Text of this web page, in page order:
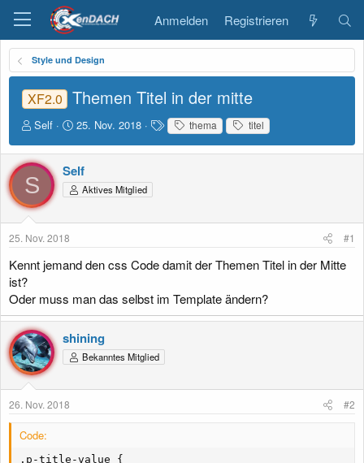
Anmelden Registrieren
Style und Design
XF2.0 Themen Titel in der mitte
E
s
t
e
l
l
e
r
Self
E
s
t
e
l
t
25. Nov. 2018
S
c
h
o
e
thema titel
S
Self
Aktives Mitglied
25. Nov. 2018 #1
Kennt jemand den css Code damit der Themen Titel in der Mitte
ist?
Oder muss man das selbst im Template ändern?
shining
Bekanntes Mitglied
26. Nov. 2018 #2
Code:
.p-title-value {